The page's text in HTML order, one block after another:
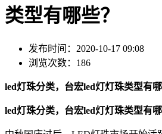
类型有哪些？
发布时间：2020-10-17 09:08
浏览次数：186
led灯珠分类，台宏led灯灯珠类型有哪
led灯珠分类，台宏led灯灯珠类型有哪